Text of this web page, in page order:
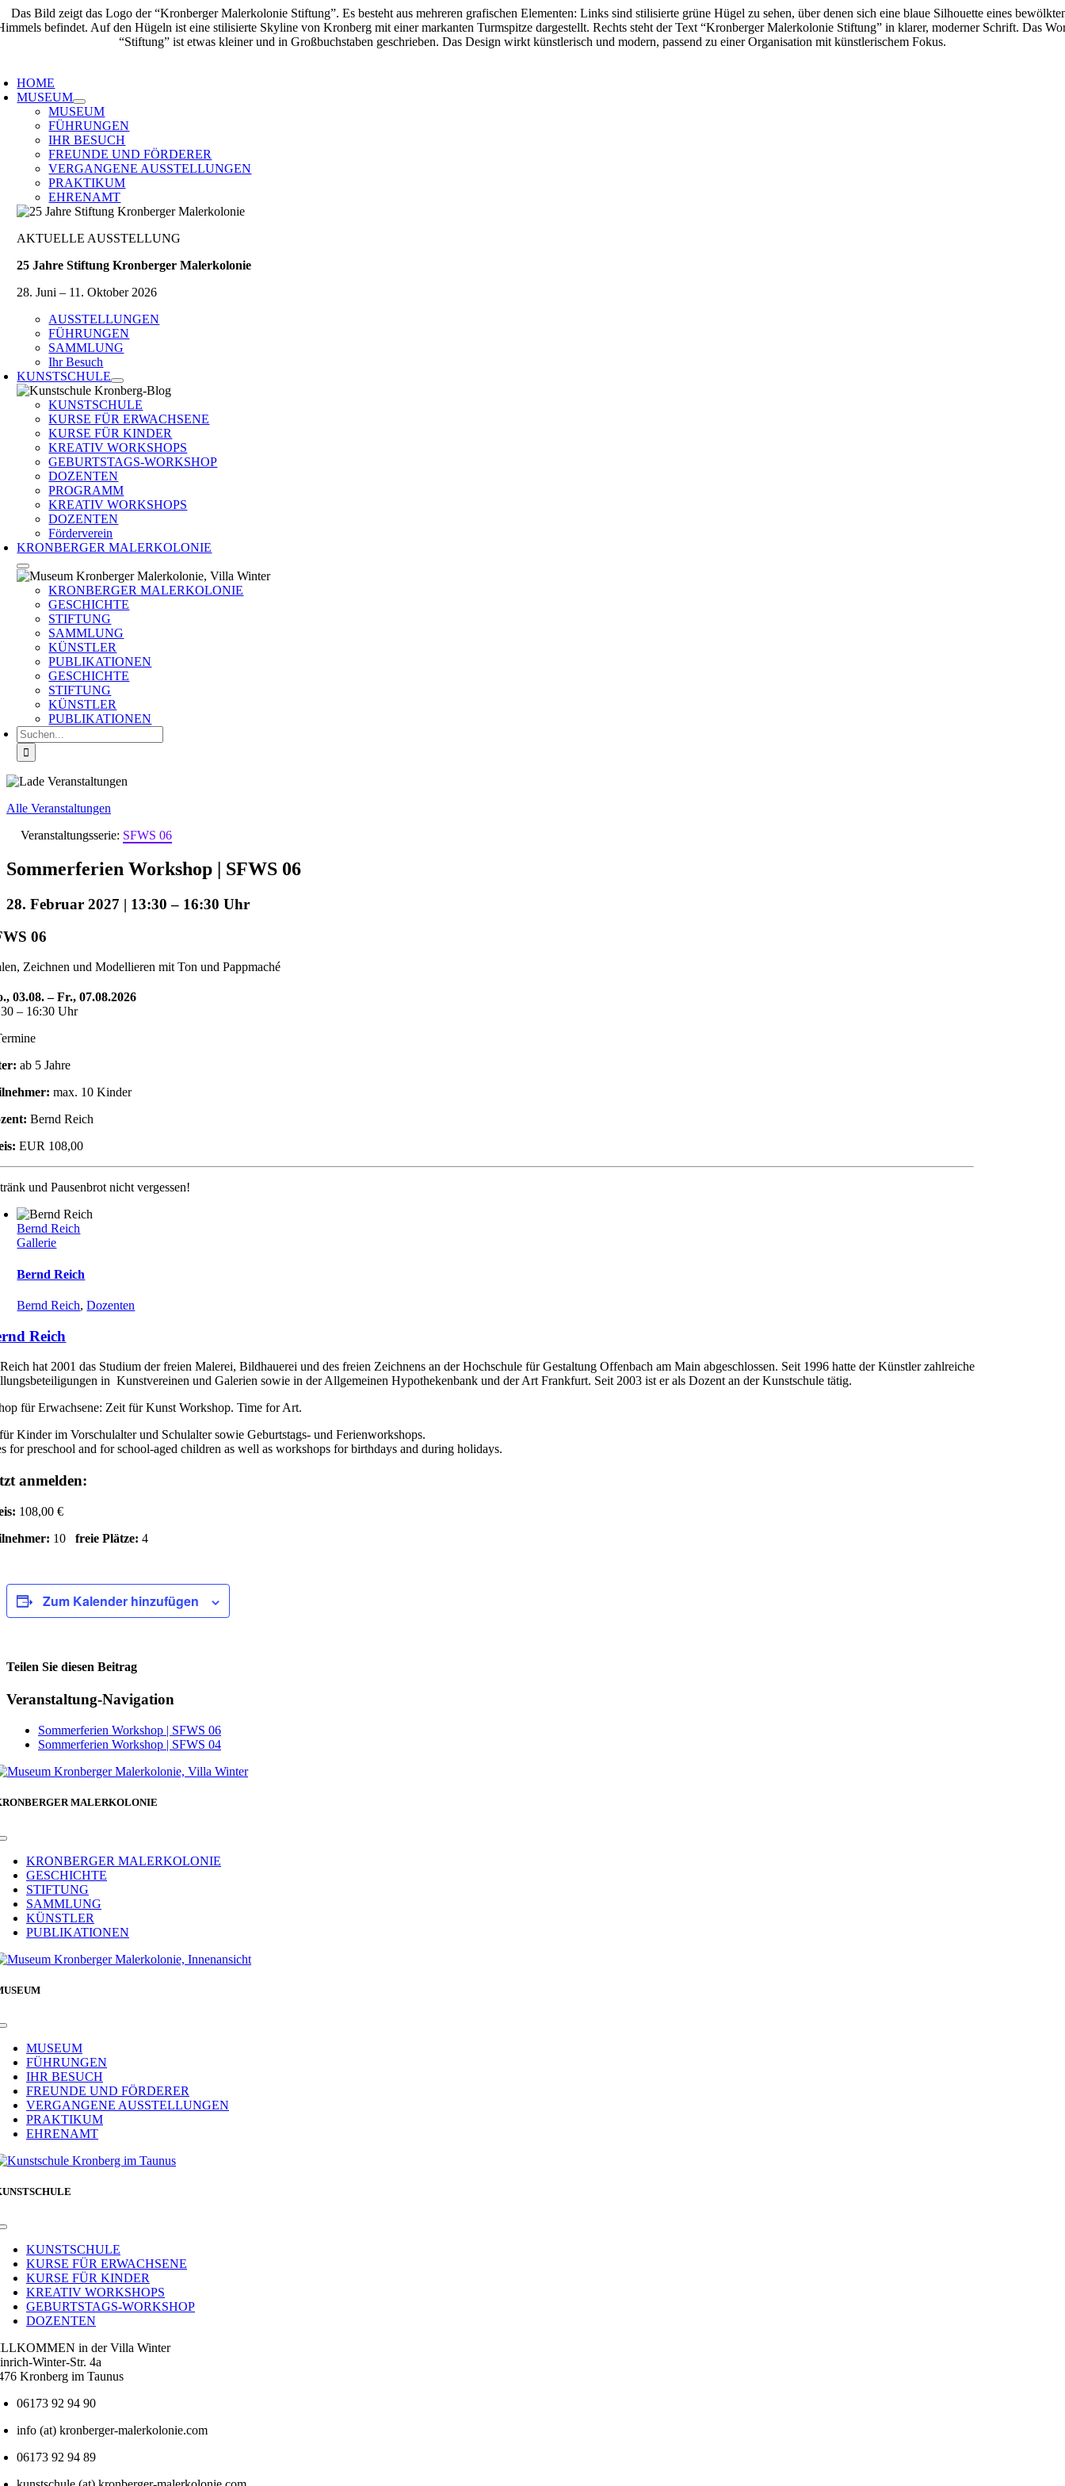
Zum
Inhalt
HOME
MUSEUM
MUSEUM
FÜHRUNGEN
IHR BESUCH
FREUNDE UND FÖRDERER
VERGANGENE AUSSTELLUNGEN
PRAKTIKUM
EHRENAMT
AKTUELLE AUSSTELLUNG
25 Jahre Stiftung Kronberger Malerkolonie
28. Juni – 11. Oktober 2026
AUSSTELLUNGEN
FÜHRUNGEN
SAMMLUNG
Ihr Besuch
KUNSTSCHULE
KUNSTSCHULE
KURSE FÜR ERWACHSENE
KURSE FÜR KINDER
KREATIV WORKSHOPS
GEBURTSTAGS-WORKSHOP
DOZENTEN
PROGRAMM
KREATIV WORKSHOPS
DOZENTEN
Förderverein
KRONBERGER MALERKOLONIE
KRONBERGER MALERKOLONIE
GESCHICHTE
STIFTUNG
SAMMLUNG
KÜNSTLER
PUBLIKATIONEN
GESCHICHTE
STIFTUNG
KÜNSTLER
PUBLIKATIONEN
Suche
nach:
Alle Veranstaltungen
Veranstaltungsserie: SFWS 06
Sommerferien Workshop | SFWS 06
28. Februar 2027 | 13:30 – 16:30
06
Zeichnen und Modellieren mit Ton und Pappmaché
03.08. – Fr., 07.08.2026
– 16:30 Uhr
ab 5 Jahre
max. 10 Kinder
Bernd Reich
EUR 108,00
und Pausenbrot nicht vergessen!
Bernd Reich
Gallerie
Bernd Reich
Bernd Reich,Dozenten
Reich
hat 2001 das Studium der freien Malerei, Bildhauerei und des freien Zeichnens an der Hochschule für Gestaltung Offenbach am Main abgeschlossen. Seit 1996 hatte der Künstler zahlreiche
in Kunstvereinen und Galerien sowie in der Allgemeinen Hypothekenbank und der Art Frankfurt. Seit 2003 ist er als Dozent an der Kunstschule tätig.
für Erwachsene: Zeit für Kunst Workshop. Time for Art.
Kinder im Vorschulalter und Schulalter sowie Geburtstags- und Ferienworkshops.
for preschool and for school-aged children as well as workshops for birthdays and during holidays.
anmelden:
108,00 €
10freie Plätze: 4
Zum Kalender hinzufügen
Teilen Sie diesen Beitrag
Facebook
Veranstaltung-Navigation
Sommerferien Workshop | SFWS 06
Sommerferien Workshop | SFWS 04
MALERKOLONIE
Toggle
NavigationKRONBERGER MALERKOLONIE
GESCHICHTE
STIFTUNG
SAMMLUNG
KÜNSTLER
PUBLIKATIONEN
Toggle
NavigationMUSEUM
FÜHRUNGEN
IHR BESUCH
FREUNDE UND FÖRDERER
VERGANGENE AUSSTELLUNGEN
PRAKTIKUM
EHRENAMT
Toggle
NavigationKUNSTSCHULE
KURSE FÜR ERWACHSENE
KURSE FÜR KINDER
KREATIV WORKSHOPS
GEBURTSTAGS-WORKSHOP
DOZENTEN
in der Villa Winter
Winter-Str. 4a
Kronberg im Taunus
06173 92 94 90
info (at) kronberger-malerkolonie.com
06173 92 94 89